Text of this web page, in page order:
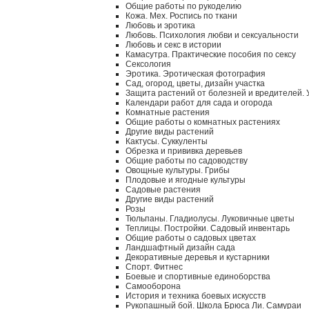
Общие работы по рукоделию
Кожа. Мех. Роспись по ткани
Любовь и эротика
Любовь. Психология любви и сексуальности
Любовь и секс в истории
Камасутра. Практические пособия по сексу
Сексология
Эротика. Эротическая фотография
Сад, огород, цветы, дизайн участка
Защита растений от болезней и вредителей.
Календари работ для сада и огорода
Комнатные растения
Общие работы о комнатных растениях
Другие виды растений
Кактусы. Суккуленты
Обрезка и прививка деревьев
Общие работы по садоводству
Овощные культуры. Грибы
Плодовые и ягодные культуры
Садовые растения
Другие виды растений
Розы
Тюльпаны. Гладиолусы. Луковичные цветы
Теплицы. Постройки. Садовый инвентарь
Общие работы о садовых цветах
Ландшафтный дизайн сада
Декоративные деревья и кустарники
Спорт. Фитнес
Боевые и спортивные единоборства
Самооборона
История и техника боевых искусств
Рукопашный бой. Школа Брюса Ли. Самураи